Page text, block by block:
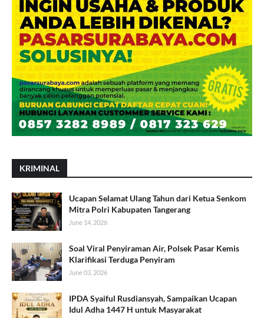
KRIMINAL
Ucapan Selamat Ulang Tahun dari Ketua Senkom
Mitra Polri Kabupaten Tangerang
June 14, 2026
Soal Viral Penyiraman Air, Polsek Pasar Kemis
Klarifikasi Terduga Penyiram
June 03, 2026
IPDA Syaiful Rusdiansyah, Sampaikan Ucapan
Idul Adha 1447 H untuk Masyarakat